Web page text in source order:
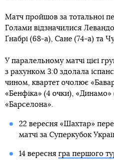
Матч пройшов за тотальної
Голами відзначилися
Ґнабрі (68-а), Сане (74-а) та
У паралельному матчі цієї
з рахунком 3:0 здолала
чином, квартет очолює
«Бенфіка» (4 очки), «Динамо»
«Барселона».
22 вересня «Шахтар»
матчі за Суперкубок
14 вересня гра першого